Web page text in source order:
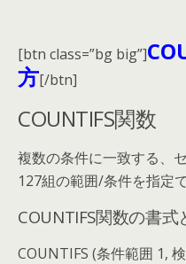
[btn class=”bg big”]
方[/btn]
COUNTIFS関数
複数の条件に一致する、
127組の範囲/条件を指定で
COUNTIFS関数の書式
COUNTIFS (条件範囲 1,